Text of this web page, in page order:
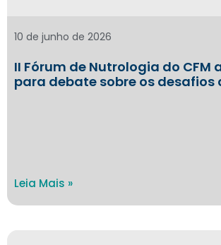
II Fórum de Nutrologia do CFM
para debate sobre os desafios
10 de junho de 2026
Leia Mais »